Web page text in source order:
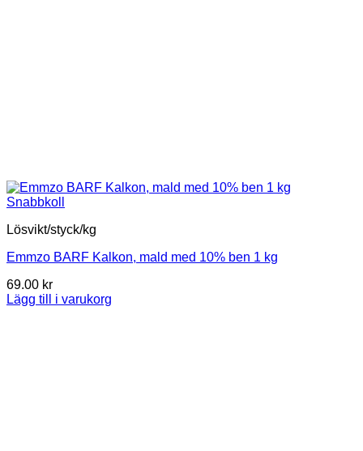
Snabbkoll
Lösvikt/styck/kg
Emmzo BARF Kalkon, mald med 10% ben 1 kg
69.00 kr
Lägg till i varukorg